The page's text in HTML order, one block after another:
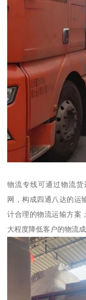
物流专线可通过物流
网，构成四通八达的运
计合理的物流运输方案
大程度降低客户的物流成